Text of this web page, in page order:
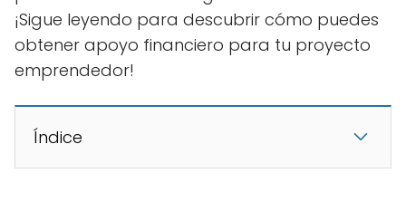
¡Sigue leyendo para descubrir cómo puedes
obtener apoyo financiero para tu proyecto
emprendedor!
Índice